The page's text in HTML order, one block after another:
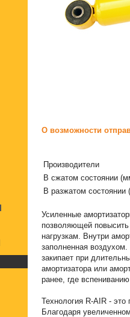
О возможности
Производители
В сжатом состоянии
В разжатом состоянии
Усиленные
позволяющей повысить
нагрузкам. Внутри
заполненная
закипает при
амортизатора или
ранее, где
Технология R-AIR - это
Благодаря